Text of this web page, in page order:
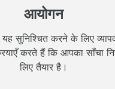
आयोगन
सुनिश्चित करने के लिए
करते हैं कि आपका साँचा
लिए तैयार है।